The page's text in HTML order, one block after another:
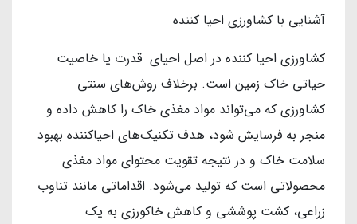
آشنایی با کشاورزی احیا کننده
کشاورزی احیا کننده در اصل احیای قدرت یا خاصیت
حیاتی خاک زمین است. برخلاف روش‌های سنتی
کشاورزی که می‌تواند مواد مغذی خاک را کاهش داده و
منجر به فرسایش شود، هدف تکنیک‌های احیاکننده بهبود
سلامت خاک و در نتیجه تقویت محتوای مواد مغذی
محصولاتی است که تولید می‌شود. اقداماتی مانند تناوب
زراعی، کشت پوششی و کاهش خاکورزی به یک